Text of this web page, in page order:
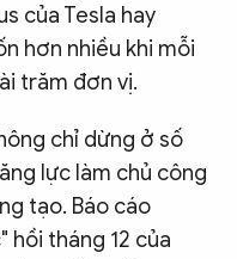
của Tesla hay
hơn nhiều khi mỗi
trăm đơn vị.
chỉ dừng ở số
lực làm chủ công
tạo. Báo cáo
hồi tháng 12 của